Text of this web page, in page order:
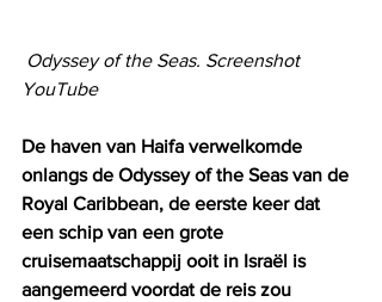
Odyssey of the Seas. Screenshot
YouTube
De haven van Haifa verwelkomde
onlangs de Odyssey of the Seas van de
Royal Caribbean, de eerste keer dat
een schip van een grote
cruisemaatschappij ooit in Israël is
aangemeerd voordat de reis zou